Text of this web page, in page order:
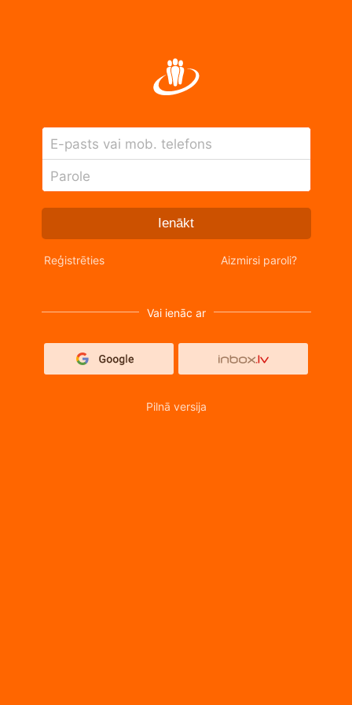
E-pasts vai mob. telefons
Parole
Ienākt
Reģistrēties Aizmirsi paroli?
Vai ienāc ar
Pilnā versija